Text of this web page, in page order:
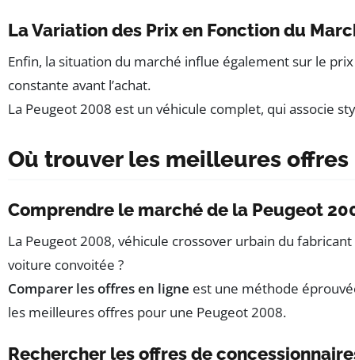
La Variation des Prix en Fonction du
Enfin, la situation du marché influe également sur le
constante avant l’achat.
La Peugeot 2008 est un véhicule complet, qui associe
Où trouver les meilleures offres
Comprendre le marché de la Peugeot
La Peugeot 2008, véhicule crossover urbain du
voiture convoitée ?
Comparer les offres en ligne est une méthode
les meilleures offres pour une Peugeot 2008.
Rechercher les offres de